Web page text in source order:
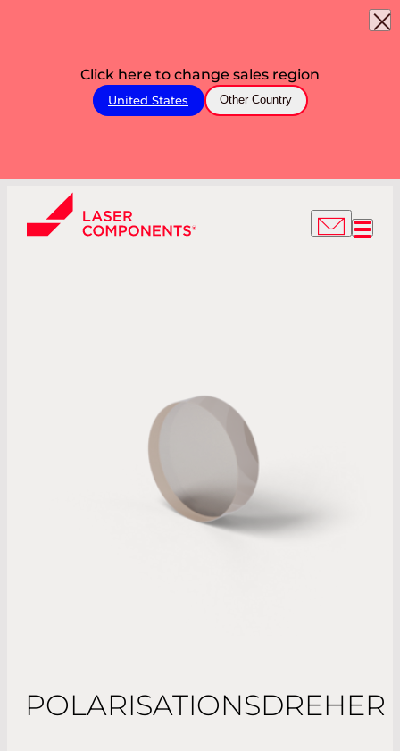
Click here to change sales region
United States Other Country
POLARISATIONSDREHER